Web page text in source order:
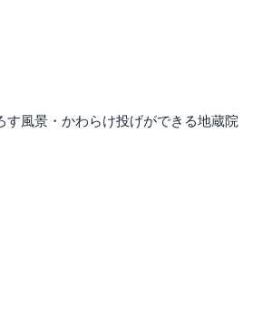
風景・かわらけ投げができる地蔵院